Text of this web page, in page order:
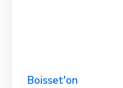
Boisset'on